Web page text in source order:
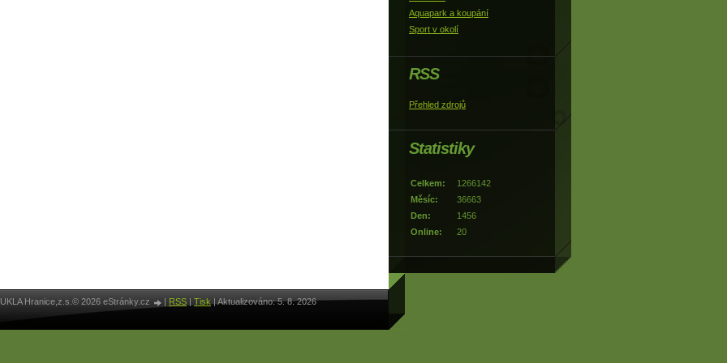
Aquapark a koupání
Sport v okolí
RSS
Přehled zdrojů
Statistiky
Online: 20
Celkem:
1266142
Měsíc:
36663
Den:
1456
Hranice,z.s.© 2026 eStránky.cz RSS Tisk Aktualizováno: 5. 8. 2026